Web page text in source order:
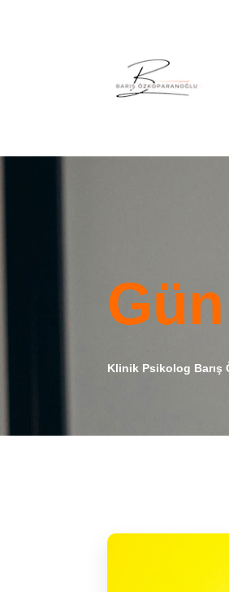
Klinik Psikolog Barış